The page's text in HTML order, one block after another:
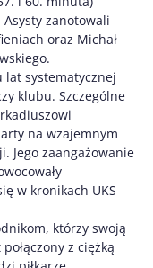
zanotowali
oraz Michał
lat systematycznej
klubu. Szczególne
na wzajemnym
Jego zaangażowanie
w kronikach UKS
którzy swoją
z ciężką